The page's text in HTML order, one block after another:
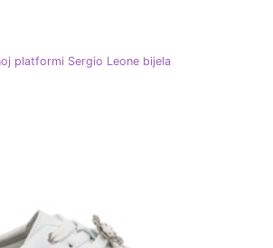
platformi Sergio Leone bijela